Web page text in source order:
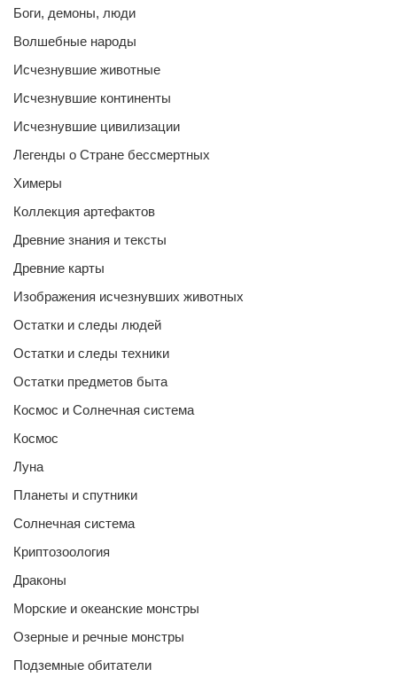
Боги, демоны, люди
Волшебные народы
Исчезнувшие животные
Исчезнувшие континенты
Исчезнувшие цивилизации
Легенды о Стране бессмертных
Химеры
Коллекция артефактов
Древние знания и тексты
Древние карты
Изображения исчезнувших животных
Остатки и следы людей
Остатки и следы техники
Остатки предметов быта
Космос и Солнечная система
Космос
Луна
Планеты и спутники
Солнечная система
Криптозоология
Драконы
Морские и океанские монстры
Озерные и речные монстры
Подземные обитатели